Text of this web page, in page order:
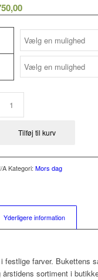
Prisinterval:
til
kr. 750,00
Tilføj til kurv
A Kategori: Mors dag
Yderligere information
festlige farver. Bukettens
årstidens sortiment i